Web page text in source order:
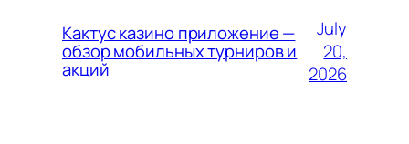
Кактус казино приложение —
обзор мобильных турниров и
акций
July
20,
2026